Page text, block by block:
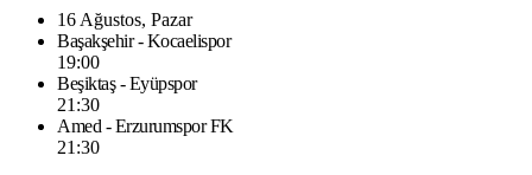
16 Ağustos, Pazar
Başakşehir - Kocaelispor
19:00
Beşiktaş - Eyüpspor
21:30
Amed - Erzurumspor FK
21:30